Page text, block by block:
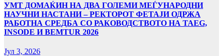
УMТ ДОМАЌИН НА ДВА ГОЛЕМИ МЕЃУНАРОДНИ
НАУЧНИ НАСТАНИ – РЕКТОРОТ ФЕТАЈИ ОДРЖА
РАБОТНА СРЕДБА СО РАКОВОДСТВОТО НА TAEG,
INSODE И BEMTUR 2026
Јул 3, 2026